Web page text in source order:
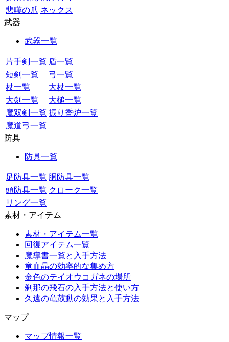
悲嘆の爪 ネックス
武器
武器一覧
片手剣一覧 盾一覧
短剣一覧
弓一覧
杖一覧
大杖一覧
大剣一覧
大槌一覧
魔双剣一覧 振り香炉一覧
魔道弓一覧
防具
防具一覧
足防具一覧 胴防具一覧
頭防具一覧 クローク一覧
リング一覧
素材・アイテム
素材・アイテム一覧
回復アイテム一覧
魔導書一覧と入手方法
竜血晶の効率的な集め方
金色のテイオウコガネの場所
刹那の飛石の入手方法と使い方
久遠の竜鼓動の効果と入手方法
マップ
マップ情報一覧